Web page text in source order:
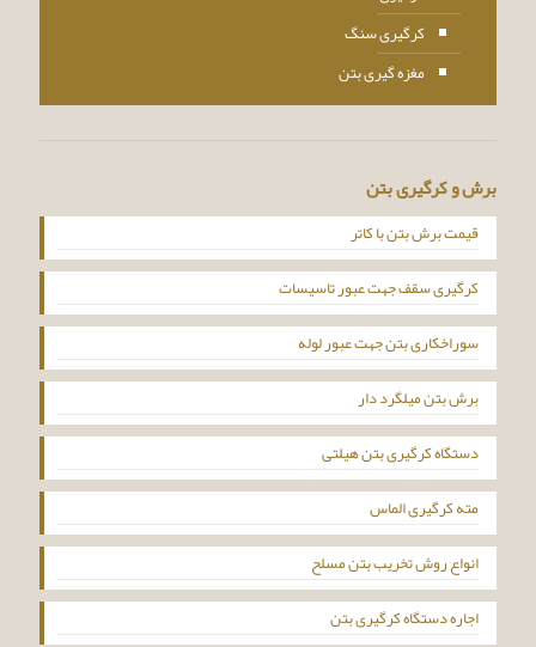
کرگیری سنگ
مغزه گیری بتن
برش و کرگیری بتن
قیمت برش بتن با کاتر
کرگیری سقف جهت عبور تاسیسات
سوراخکاری بتن جهت عبور لوله
برش بتن میلگرد دار
دستگاه کرگیری بتن هیلتی
مته کرگیری الماس
انواع روش تخریب بتن مسلح
اجاره دستگاه کرگیری بتن